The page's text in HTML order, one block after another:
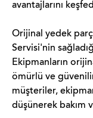
avantajlarını
Orijinal yedek
Servisi'nin
Ekipmanların
ömürlü ve
müşteriler,
düşünerek bakım